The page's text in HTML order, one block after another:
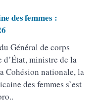
des femmes :
Général de corps
d’État, ministre de la
Cohésion nationale, la
des femmes s’est